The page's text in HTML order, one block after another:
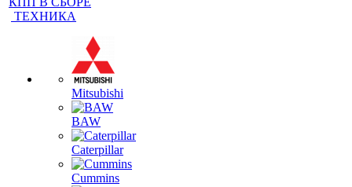
КАБИНЫ
Mitsubishi
BAW
Caterpillar